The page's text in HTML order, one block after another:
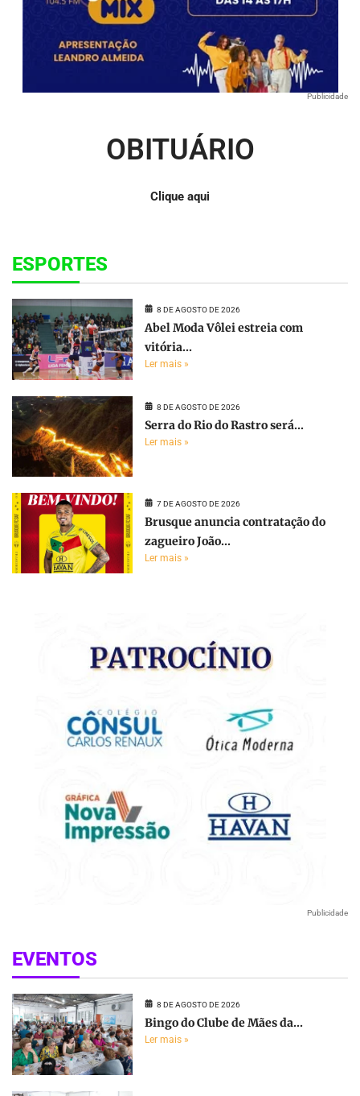
Publicidade
OBITUÁRIO
Clique aqui
ESPORTES
8 DE AGOSTO DE 2026
Abel Moda Vôlei estreia com
vitória...
Ler mais »
8 DE AGOSTO DE 2026
Serra do Rio do Rastro será...
Ler mais »
7 DE AGOSTO DE 2026
Brusque anuncia contratação do
zagueiro João...
Ler mais »
Publicidade
EVENTOS
8 DE AGOSTO DE 2026
Bingo do Clube de Mães da...
Ler mais »